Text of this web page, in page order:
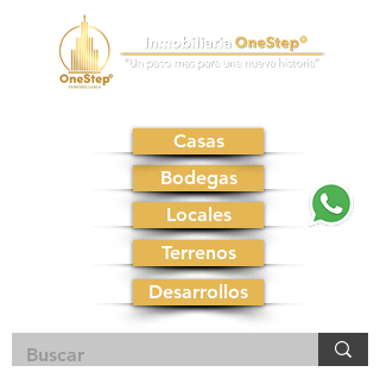
Bodegas
Casas
Locales
Terrenos
Desarrollos